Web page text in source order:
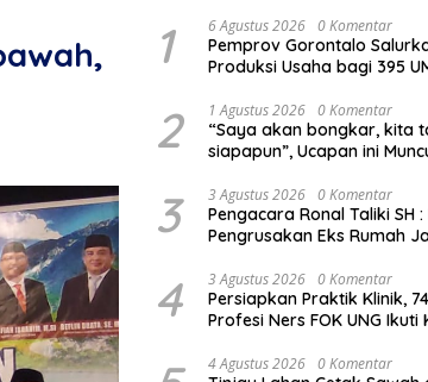
1 6 Agustus 2026 0 Komentar
Pemprov Gorontalo
Produksi Usaha bagi 395
untuk Produksi, Bukan
2 1 Agustus 2026 0 Komentar
“Saya akan bongkar, kita
siapapun”, Ucapan ini
Cagar Budaya Gorontalo
3 3 Agustus 2026 0 Komentar
Pengacara Ronal Taliki SH
Pengrusakan Eks Rumah
Sistimatis. Polda Gorontalo
Profesional
4 3 Agustus 2026 0 Komentar
Persiapkan Praktik Klinik,
Profesi Ners FOK UNG
4 Agustus 2026 0 Komentar